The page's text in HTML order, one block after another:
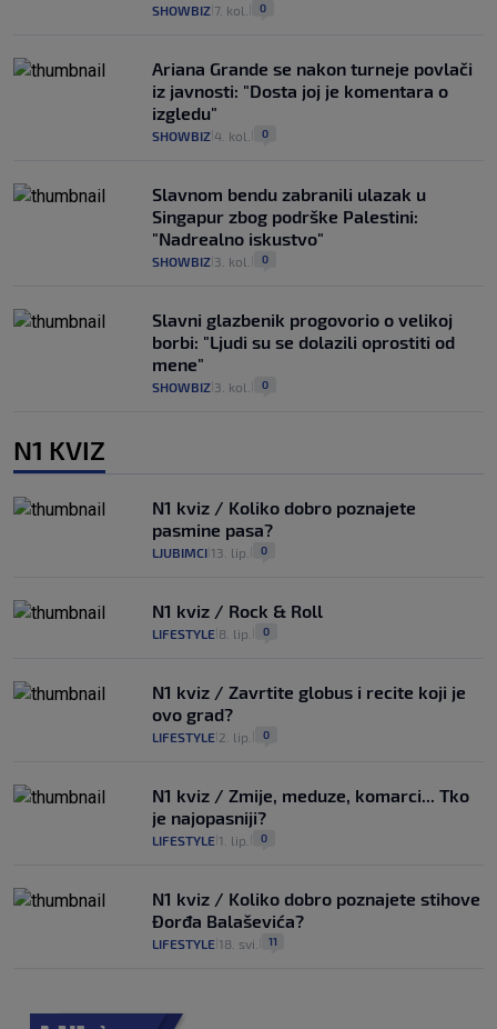
SHOWBIZ 7. kol. 0
Ariana Grande se nakon turneje povlači
iz javnosti: "Dosta joj je komentara o
izgledu"
SHOWBIZ 4. kol. 0
Slavnom bendu zabranili ulazak u
Singapur zbog podrške Palestini:
"Nadrealno iskustvo"
SHOWBIZ 3. kol. 0
Slavni glazbenik progovorio o velikoj
borbi: "Ljudi su se dolazili oprostiti od
mene"
SHOWBIZ 3. kol. 0
N1 KVIZ
N1 kviz / Koliko dobro poznajete
pasmine pasa?
LJUBIMCI 13. lip. 0
N1 kviz / Rock & Roll
LIFESTYLE 8. lip. 0
N1 kviz / Zavrtite globus i recite koji je
ovo grad?
LIFESTYLE 2. lip. 0
N1 kviz / Zmije, meduze, komarci... Tko
je najopasniji?
LIFESTYLE 1. lip. 0
N1 kviz / Koliko dobro poznajete stihove
Đorđa Balaševića?
LIFESTYLE 18. svi. 11